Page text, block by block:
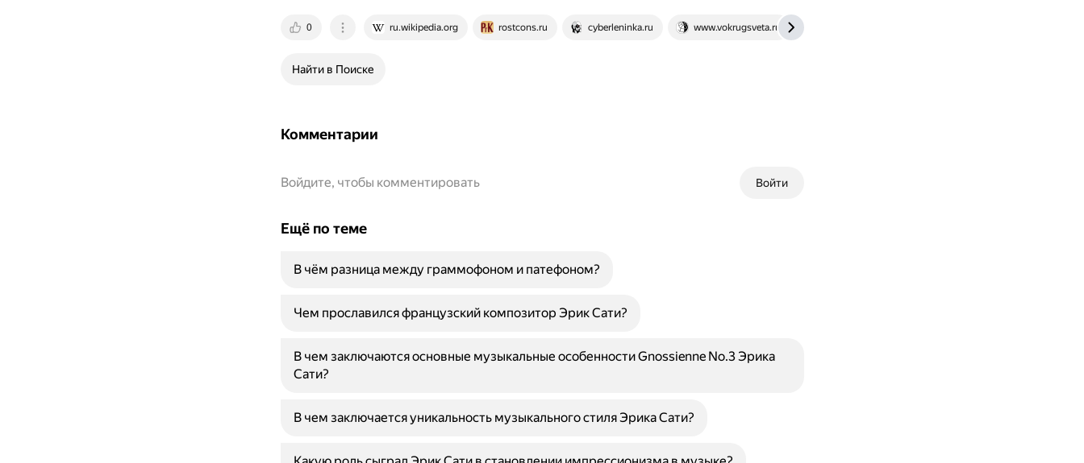
0 ru.wikipedia.org rostcons.ru cyberleninka.ru www.vokrugsveta.ru
Найти в Поиске
Комментарии
Войти
Войдите, чтобы комментировать
Ещё по теме
В чём разница между граммофоном и патефоном?
Чем прославился французский композитор Эрик Сати?
В чем заключаются основные музыкальные особенности Gnossienne No.3 Эрика
Сати?
В чем заключается уникальность музыкального стиля Эрика Сати?